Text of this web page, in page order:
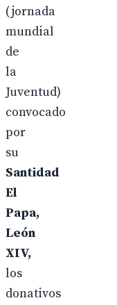
(jornada
mundial
de
la
Juventud)
convocado
por
su
Santidad
El
Papa,
León
XIV,
los
donativos